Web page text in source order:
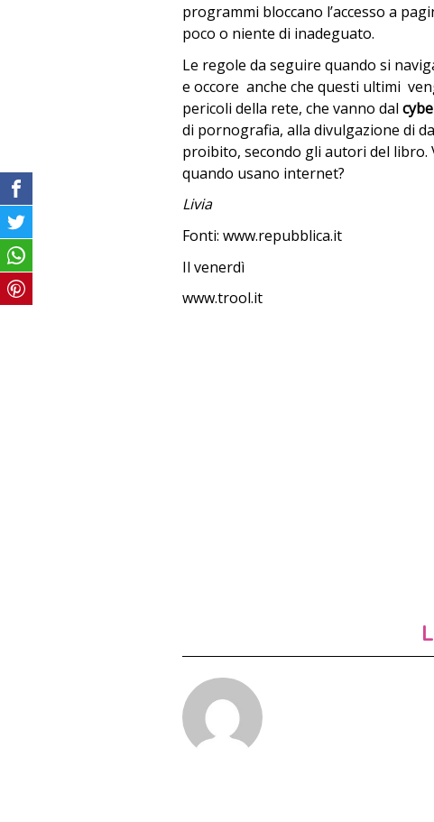
programmi bloccano l’accesso a
poco o niente di inadeguato.
Le regole da seguire quando si
e occore anche che questi ultimi
pericoli della rete, che vanno dal
di pornografia, alla divulgazione di
proibito, secondo gli autori del libro.
quando usano internet?
Livia
Fonti: www.repubblica.it
Il venerdì
www.trool.it